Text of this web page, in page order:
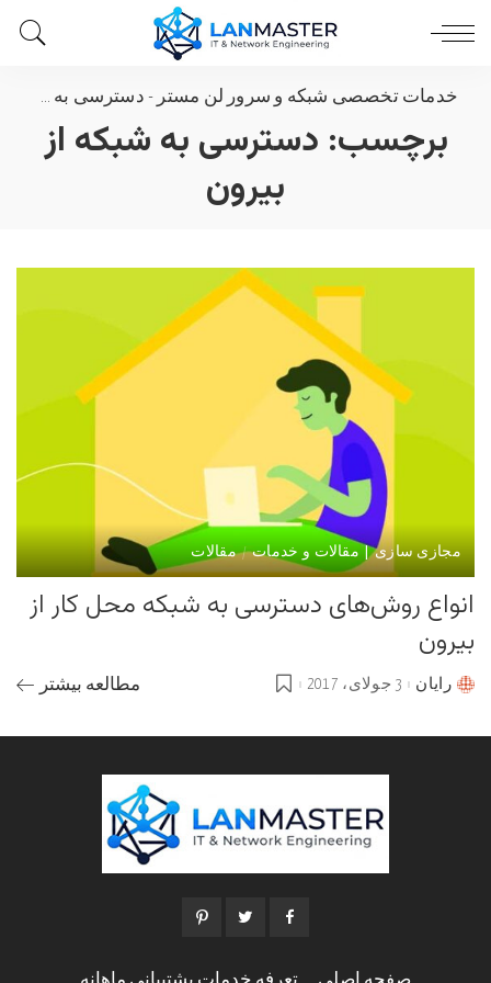
خدمات تخصصی شبکه و سرور لن مستر - دسترسی به شبکه از بیرون
برچسب: دسترسی به شبکه از
بیرون
مجازی سازی | مقالات و خدمات مقالات
انواع روش‌های دسترسی به شبکه محل کار از
بیرون
Postedرایان 3 جولای، 2017 مطالعه بیشتر